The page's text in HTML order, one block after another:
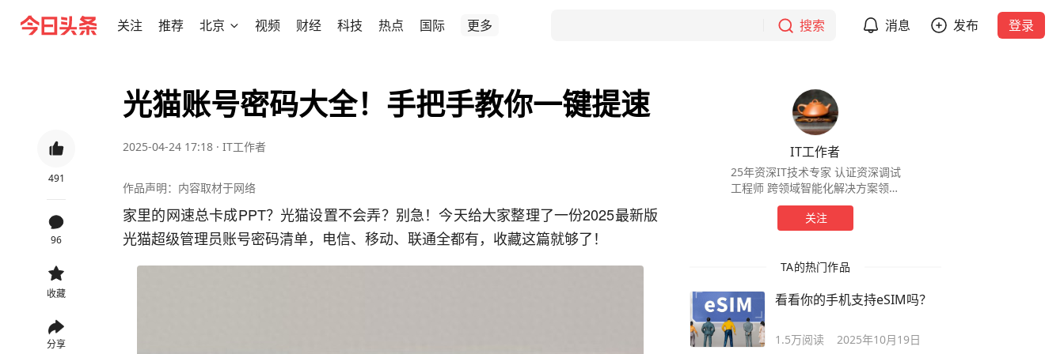
关注 推荐 北京 视频 财经 科技 热点 国际 更多 搜索 消息 发布 登录
491
96
收藏
分享
光猫账号密码大全！手把手教你一键提速
2025-04-24 17:18 · IT工作者
作品声明：内容取材于网络
家里的网速总卡成PPT？光猫设置不会弄？别急！今天给大家整理了一份‌2025最新版
光猫超级管理员账号密码清单‌，电信、移动、联通全都有，收藏这篇就够了！
IT工作者
25年资深IT技术专家 认证资深调试
工程师 跨领域智能化解决方案领航
者 网络通信、智能安防、会议系统
等领域的融合创新。 关注我，带您
穿透技术迷雾！
关注
TA的热门作品
看看你的手机支持eSIM吗？
1.5万阅读 2025年10月19日